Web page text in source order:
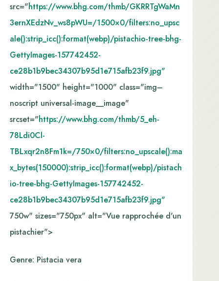
src="https://www.bhg.com/thmb/GKRRTgWaMn
3ernXEdzNv_ws8pWU=/1500×0/filters:no_upsc
ale():strip_icc():format(webp)/pistachio-tree-bhg-
GettyImages-157742452-
ce28b1b9bec34307b95d1e715afb23f9.jpg"
width="1500" height="1000" class="img–
noscript universal-image__image"
srcset="https://www.bhg.com/thmb/5_eh-
78Ldi0Cl-
TBLxqr2n8Fm1k=/750×0/filters:no_upscale():ma
x_bytes(150000):strip_icc():format(webp)/pistach
io-tree-bhg-GettyImages-157742452-
ce28b1b9bec34307b95d1e715afb23f9.jpg"
750w" sizes="750px" alt="Vue rapprochée d'un
pistachier">
Genre: Pistacia vera